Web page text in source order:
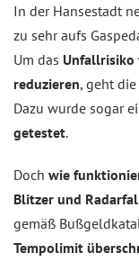
In der Hansestadt
zu sehr aufs
Um das Unfallrisiko
reduzieren, geht
Dazu wurde sogar
getestet.
Doch wie
Blitzer und
gemäß
Tempolimit